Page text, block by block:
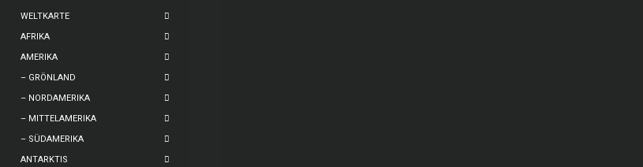
WELTKARTE
AFRIKA
AMERIKA
– GRÖNLAND
– NORDAMERIKA
– MITTELAMERIKA
– SÜDAMERIKA
ANTARKTIS